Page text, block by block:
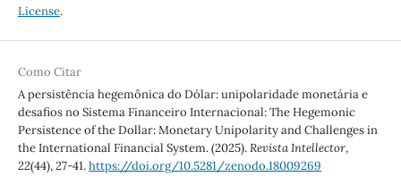
License.
Como Citar
A persistência hegemônica do Dólar: unipolaridade monetária e
desafios no Sistema Financeiro Internacional: The Hegemonic
Persistence of the Dollar: Monetary Unipolarity and Challenges in
the International Financial System. (2025).Revista Intellector,
22(44), 27-41.https://doi.org/10.5281/zenodo.18009269